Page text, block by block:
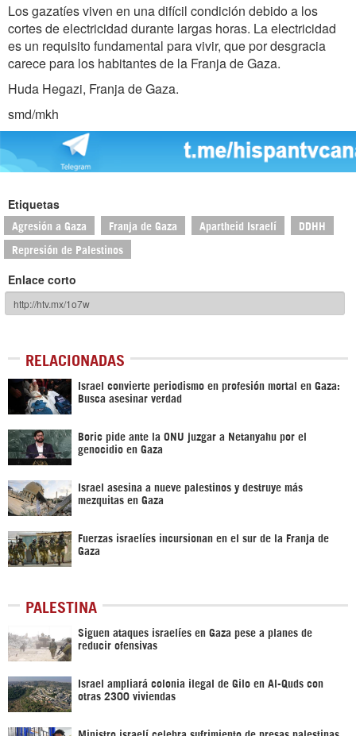
Los gazatíes viven en una difícil condición debido a los
cortes de electricidad durante largas horas. La electricidad
es un requisito fundamental para vivir, que por desgracia
carece para los habitantes de la Franja de Gaza.
Huda Hegazi, Franja de Gaza.
smd/mkh
Etiquetas
Agresión a Gaza Franja de Gaza Apartheid Israelí DDHH
Represión de Palestinos
Enlace corto
RELACIONADAS
Israel convierte periodismo en profesión mortal en Gaza:
Busca asesinar verdad
Boric pide ante la ONU juzgar a Netanyahu por el
genocidio en Gaza
Israel asesina a nueve palestinos y destruye más
mezquitas en Gaza
Fuerzas israelíes incursionan en el sur de la Franja de
Gaza
PALESTINA
Siguen ataques israelíes en Gaza pese a planes de
reducir ofensivas
Israel ampliará colonia ilegal de Gilo en Al-Quds con
otras 2300 viviendas
Ministro israelí celebra sufrimiento de presas palestinas